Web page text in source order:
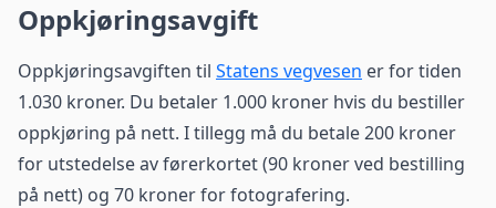
Oppkjøringsavgift
Oppkjøringsavgiften til Statens vegvesen er for tiden
1.030 kroner. Du betaler 1.000 kroner hvis du bestiller
oppkjøring på nett. I tillegg må du betale 200 kroner
for utstedelse av førerkortet (90 kroner ved bestilling
på nett) og 70 kroner for fotografering.